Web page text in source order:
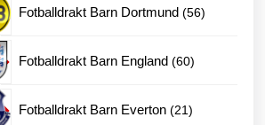
Fotballdrakt Barn Dortmund 5656
Fotballdrakt Barn England 6060
Fotballdrakt Barn Everton 2121